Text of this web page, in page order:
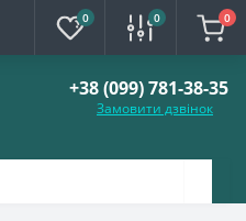
0 0 0
+38 (099) 781-38-35
Замовити дзвінок